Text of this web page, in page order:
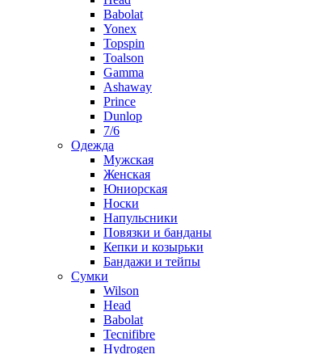
Babolat
Yonex
Topspin
Toalson
Gamma
Ashaway
Prince
Dunlop
7/6
Одежда
Мужская
Женская
Юниорская
Носки
Напульсники
Повязки и банданы
Кепки и козырьки
Бандажи и тейпы
Сумки
Wilson
Head
Babolat
Tecnifibre
Hydrogen